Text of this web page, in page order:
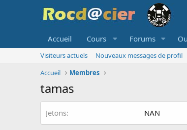
Accueil Cours Forums
Visiteurs actuels Nouveaux messages de profil
Accueil
Membres
tamas
Jetons NAN